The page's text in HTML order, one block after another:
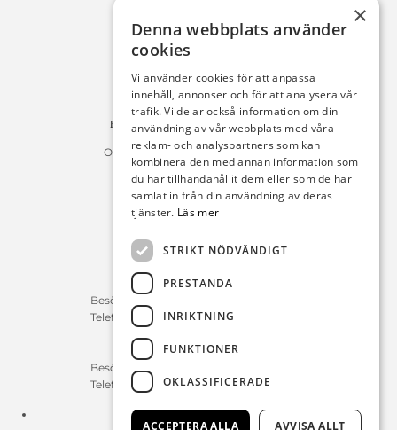
Fakturaadress:
Michelsens Bil AB /ePP
10654 Stockholm
Fakturan måste innehålla referensnummer!
Organisationsnummer 556225-9142
Öppettider:
Bilförsäljning
Lördag : 10:00-14:00
Servicerådgivare
Besökstid Måndag – Fredag : 07:00-16:00
Telefontid Måndag – Fredag : 07:00-16:00
Reservdelar/Verkstad
Besökstid Måndag – Fredag : 07:00-16:00
Telefontid Måndag – Fredag : 07:00-16:00
0411-297 70
×
Denna webbplats använder
cookies
Vi använder cookies för att anpassa
innehåll, annonser och för att analysera vår
trafik. Vi delar också information om din
användning av vår webbplats med våra
reklam- och analyspartners som kan
kombinera den med annan information som
du har tillhandahållit dem eller som de har
samlat in från din användning av deras
tjänster. Läs mer
STRIKT NÖDVÄNDIGT
PRESTANDA
INRIKTNING
FUNKTIONER
OKLASSIFICERADE
ACCEPTERA ALLA AVVISA ALLT